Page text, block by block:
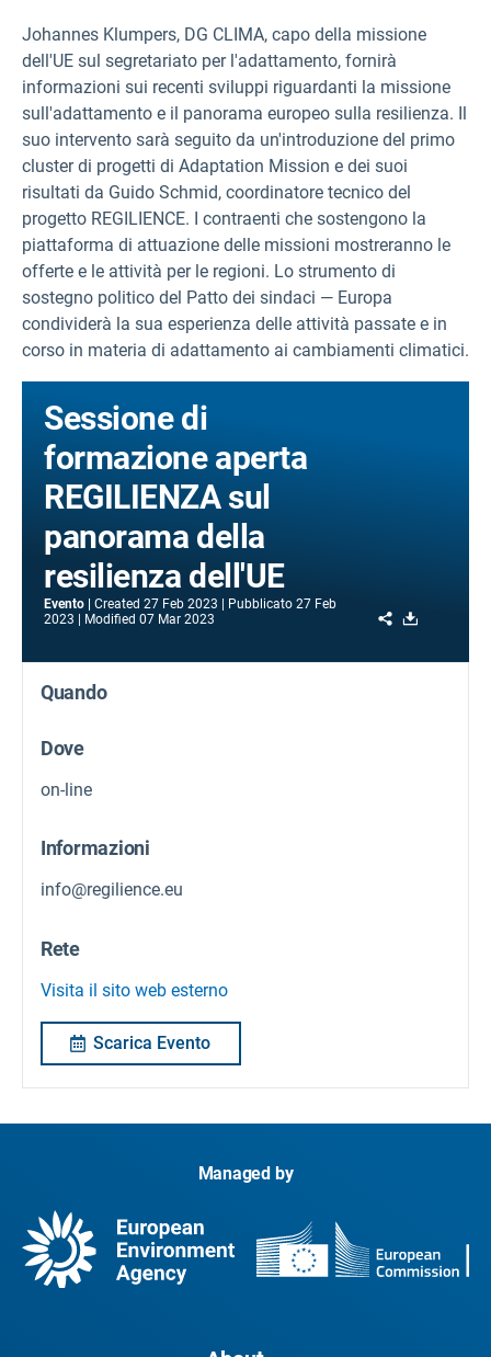
Johannes Klumpers, DG CLIMA, capo della missione
dell'UE sul segretariato per l'adattamento, fornirà
informazioni sui recenti sviluppi riguardanti la missione
sull'adattamento e il panorama europeo sulla resilienza. Il
suo intervento sarà seguito da un'introduzione del primo
cluster di progetti di Adaptation Mission e dei suoi
risultati da Guido Schmid, coordinatore tecnico del
progetto REGILIENCE. I contraenti che sostengono la
piattaforma di attuazione delle missioni mostreranno le
offerte e le attività per le regioni. Lo strumento di
sostegno politico del Patto dei sindaci — Europa
condividerà la sua esperienza delle attività passate e in
corso in materia di adattamento ai cambiamenti climatici.
Sessione di
formazione aperta
REGILIENZA sul
panorama della
resilienza dell'UE
Evento Created 27 Feb 2023 Pubblicato 27 Feb
2023
Modified 07 Mar 2023 Share
Quando
Dove
on-line
Informazioni
info@regilience.eu
Rete
Visita il sito web esterno
Scarica Evento
Managed by